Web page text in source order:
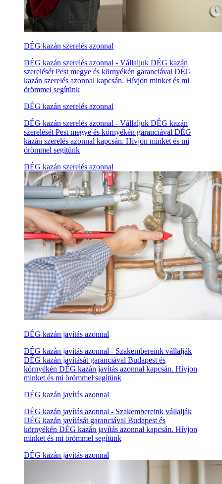
DÉG kazán szerelés azonnal
DÉG kazán szerelés azonnal - Vállaljuk DÉG kazán
szerelését Pest megye és környékén garanciával DÉG
kazán szerelés azonnal kapcsán. Hívjon minket és mi
örömmel segítünk
DÉG kazán szerelés azonnal
DÉG kazán szerelés azonnal - Vállaljuk DÉG kazán
szerelését Pest megye és környékén garanciával DÉG
kazán szerelés azonnal kapcsán. Hívjon minket és mi
örömmel segítünk
DÉG kazán szerelés azonnal
DÉG kazán javítás azonnal
DÉG kazán javítás azonnal - Szakembereink vállalják
DÉG kazán javítását garanciával Budapest és
környékén DÉG kazán javítás azonnal kapcsán. Hívjon
minket és mi örömmel segítünk
DÉG kazán javítás azonnal
DÉG kazán javítás azonnal - Szakembereink vállalják
DÉG kazán javítását garanciával Budapest és
környékén DÉG kazán javítás azonnal kapcsán. Hívjon
minket és mi örömmel segítünk
DÉG kazán javítás azonnal